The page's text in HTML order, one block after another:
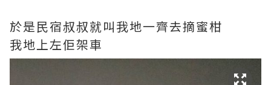
於是民宿叔叔就叫我地一齊去摘蜜柑
我地上左佢架車